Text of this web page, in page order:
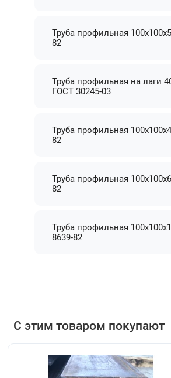
Труба профильная
82
Труба профильная на лаги
ГОСТ 30245-03
Труба профильная
82
Труба профильная
82
Труба профильная
8639-82
С этим товаром покупают